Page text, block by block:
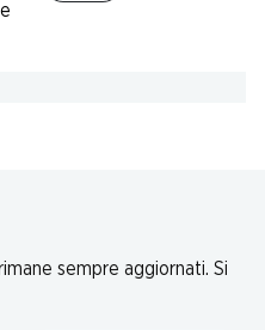
sempre aggiornati. Si